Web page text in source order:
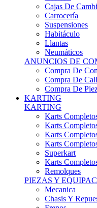
Carrocería
Suspensiones
Habitáculo
Llantas
Neumáticos
ANUNCIOS DE
Compra De
Compra De
Compra De
KARTING
KARTING
Karts
Karts Completos
Karts
Karts
Superkart
Karts
Remolques
PIEZAS Y
Mecanica
Chasis Y
Frenos
Llantas